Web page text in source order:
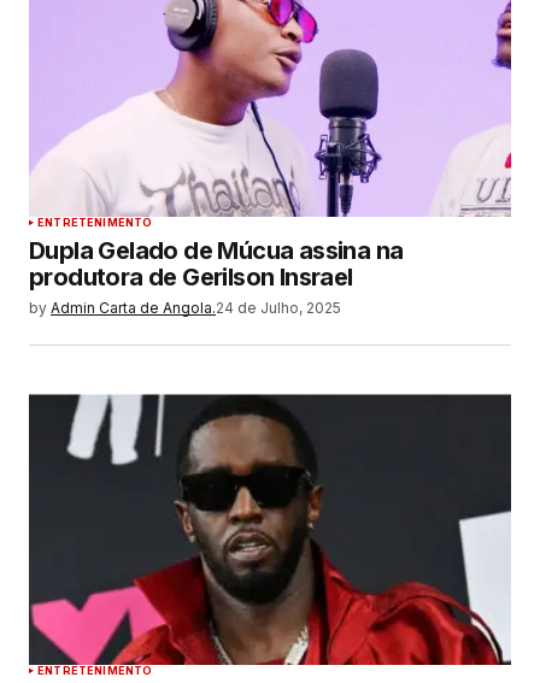
ENTRETENIMENTO
Dupla Gelado de Múcua assina na
produtora de Gerilson Insrael
by Admin Carta de Angola.24 de Julho, 2025
ENTRETENIMENTO